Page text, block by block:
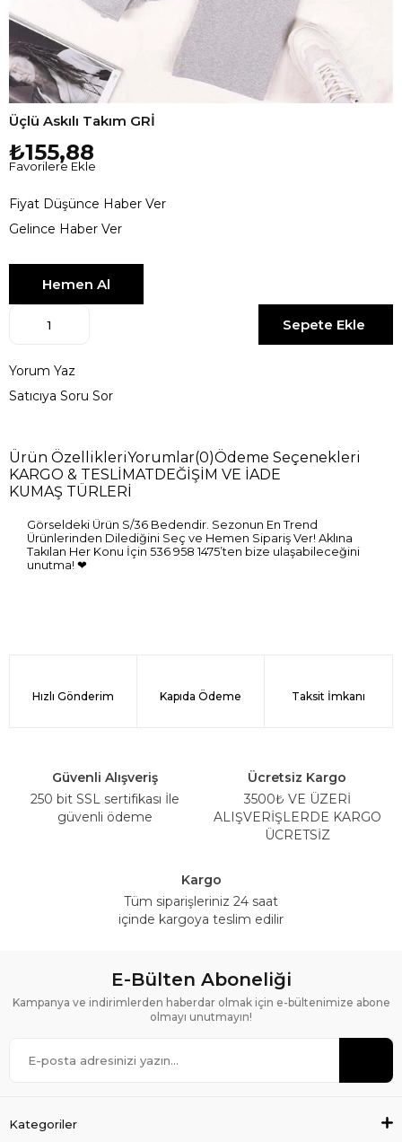
Üçlü Askılı Takım GRİ
₺155,88
Favorilere Ekle
Fiyat Düşünce Haber Ver
Gelince Haber Ver
Yorum Yaz
Satıcıya Soru Sor
Ürün ÖzellikleriYorumlar(0)Ödeme Seçenekleri
KARGO & TESLİMAT DEĞİŞİM VE İADE
KUMAŞ TÜRLERİ
Görseldeki Ürün S/36 Bedendir. Sezonun En Trend
Ürünlerinden Dilediğini Seç ve Hemen Sipariş Ver! Aklına
Takılan Her Konu İçin 536 958 1475’ten bize ulaşabileceğini
unutma! ❤
Hızlı Gönderim Kapıda Ödeme Taksit İmkanı
Güvenli Alışveriş
250 bit SSL sertifikası İle
güvenli ödeme
Ücretsiz Kargo
3500₺ VE ÜZERİ
ALIŞVERİŞLERDE KARGO
ÜCRETSİZ
Kargo
Tüm siparişleriniz 24 saat
içinde kargoya teslim edilir
E-Bülten Aboneliği
Kampanya ve indirimlerden haberdar olmak için e-bültenimize abone
olmayı unutmayın!
Kategoriler